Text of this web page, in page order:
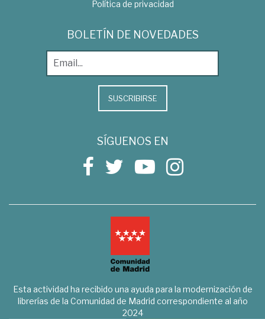
Política de privacidad
BOLETÍN DE NOVEDADES
SUSCRIBIRSE
SÍGUENOS EN
Esta actividad ha recibido una ayuda para la modernización de
librerías de la Comunidad de Madrid correspondiente al año
2024